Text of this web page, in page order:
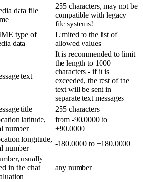
data file
255 characters, may not be
compatible with legacy
file systems!
type of
data
Limited to the list of
allowed values
text
It is recommended to limit
the length to 1000
characters - if it is
exceeded, the rest of the
text will be sent in
separate text messages
title
255 characters
latitude,
number
from -90.0000 to
+90.0000
longitude,
number
-180.0000 to +180.0000
usually
in the chat
any number